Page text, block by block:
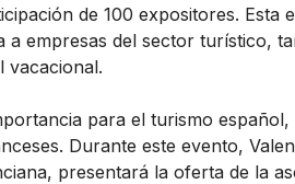
de 100 expositores. Esta
a empresas del sector turístico,
vacacional.
para el turismo español,
Durante este evento,
presentará la oferta de la